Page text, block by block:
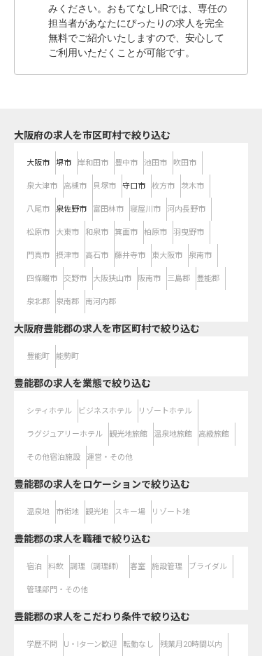
みください。おもてなしHRでは、専任の
担当者があなたにぴったりの求人を完全
無料でご紹介いたしますので、安心して
ご利用いただくことが可能です。
大阪府の求人を市区町村で絞り込む
大阪市 堺市 岸和田市 豊中市 池田市 吹田市
泉大津市 高槻市 貝塚市 守口市 枚方市 茨木市
八尾市 泉佐野市 富田林市 寝屋川市 河内長野市
松原市 大東市 和泉市 箕面市 柏原市 羽曳野市
門真市 摂津市 高石市 藤井寺市 東大阪市 泉南市
四條畷市 交野市 大阪狭山市 阪南市 三島郡 豊能郡
泉北郡 泉南郡 南河内郡
大阪府豊能郡の求人を市区町村で絞り込む
豊能町 能勢町
豊能郡の求人を業態で絞り込む
シティホテル ビジネスホテル リゾートホテル
ラグジュアリーホテル 観光地旅館 温泉地旅館 高級旅館
その他宿泊施設 運営・その他
豊能郡の求人をロケーションで絞り込む
温泉地 市街地 観光地 スキー場 リゾート地
豊能郡の求人を職種で絞り込む
宿泊 料飲 調理（調理師） 客室 施設管理 ブライダル
管理部門・その他
豊能郡の求人をこだわり条件で絞り込む
学歴不問 U・Iターン歓迎 転勤なし 残業月20時間以内